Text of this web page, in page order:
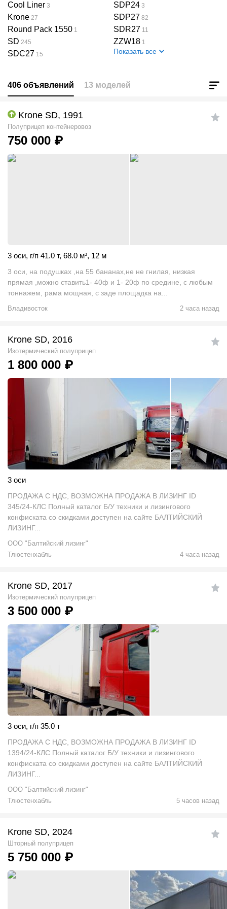
Cool Liner 3
Krone 27
Round Pack 1550 1
SD 245
SDC27 15
SDP24 3
SDP27 82
SDR27 11
ZZW18 1
Показать все
406 объявлений 13 моделей
Krone SD, 1991
Полуприцеп контейнеровоз
750 000 ₽
3 оси, г/п 41.0 т, 68.0 м³, 12 м
3 оси, на подушках ,на 55 бананах,не не гнилая, низкая
прямая ,можно ставить1- 40ф и 1- 20ф по средине, с любым
тоннажем, рама мощная, с заде площадка на...
Владивосток 2 часа назад
Krone SD, 2016
Изотермический полуприцеп
1 800 000 ₽
3 оси
ПРОДАЖА С НДС, ВОЗМОЖНА ПРОДАЖА В ЛИЗИНГ ID
345/24-КЛС Полный каталог Б/У техники и лизингового
конфиската со скидками доступен на сайте БАЛТИЙСКИЙ
ЛИЗИНГ...
ООО "Балтийский лизинг"
Тлюстенхабль
4 часа назад
Krone SD, 2017
Изотермический полуприцеп
3 500 000 ₽
3 оси, г/п 35.0 т
ПРОДАЖА С НДС, ВОЗМОЖНА ПРОДАЖА В ЛИЗИНГ ID
1394/24-КЛС Полный каталог Б/У техники и лизингового
конфиската со скидками доступен на сайте БАЛТИЙСКИЙ
ЛИЗИНГ...
ООО "Балтийский лизинг"
Тлюстенхабль
5 часов назад
Krone SD, 2024
Шторный полуприцеп
5 750 000 ₽